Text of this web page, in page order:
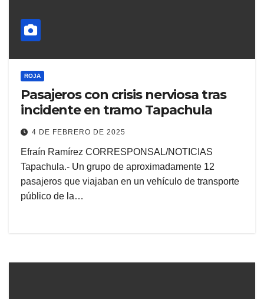
ROJA
Pasajeros con crisis nerviosa tras
incidente en tramo Tapachula
4 DE FEBRERO DE 2025
Efraín Ramírez CORRESPONSAL/NOTICIAS
Tapachula.- Un grupo de aproximadamente 12
pasajeros que viajaban en un vehículo de transporte
público de la…